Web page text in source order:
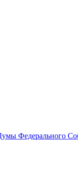
Федерального